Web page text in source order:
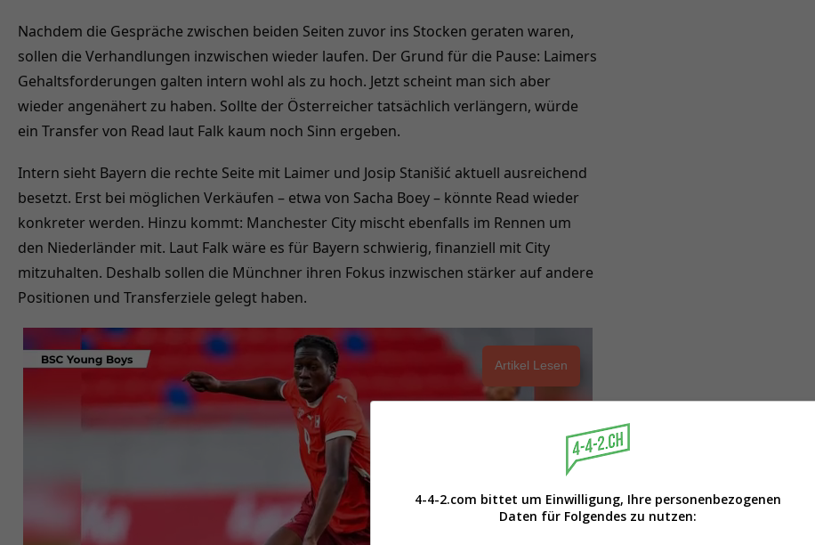
Nachdem die Gespräche zwischen beiden Seiten zuvor ins Stocken geraten waren,
sollen die Verhandlungen inzwischen wieder laufen. Der Grund für die Pause: Laimers
Gehaltsforderungen galten intern wohl als zu hoch. Jetzt scheint man sich aber
wieder angenähert zu haben. Sollte der Österreicher tatsächlich verlängern, würde
ein Transfer von Read laut Falk kaum noch Sinn ergeben.
Intern sieht Bayern die rechte Seite mit Laimer und Josip Stanišić aktuell ausreichend
besetzt. Erst bei möglichen Verkäufen – etwa von Sacha Boey – könnte Read wieder
konkreter werden. Hinzu kommt: Manchester City mischt ebenfalls im Rennen um
den Niederländer mit. Laut Falk wäre es für Bayern schwierig, finanziell mit City
mitzuhalten. Deshalb sollen die Münchner ihren Fokus inzwischen stärker auf andere
Positionen und Transferziele gelegt haben.
Artikel Lesen
4-4-2.com bittet um Einwilligung, Ihre personenbezogenen
Daten für Folgendes zu nutzen: